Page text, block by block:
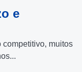
e
competitivo, muitos